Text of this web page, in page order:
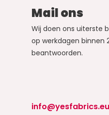
Mail ons
Wij doen ons uiterste
op werkdagen binnen
beantwoorden.
info@yesfabrics.eu